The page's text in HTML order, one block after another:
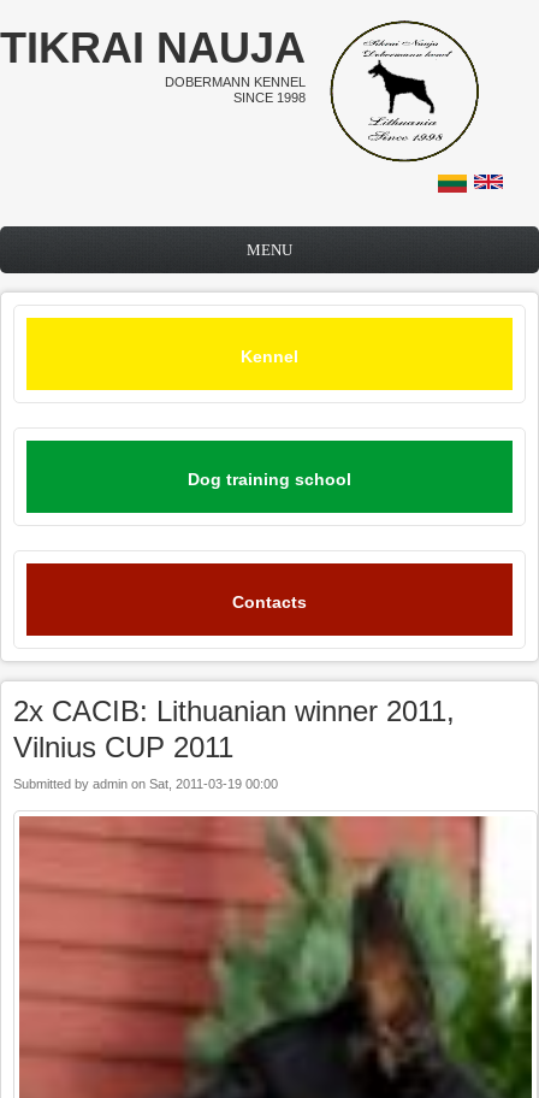
Skip to main content
TIKRAI NAUJA
DOBERMANN KENNEL
SINCE 1998
MENU
Kennel
Dog training school
Contacts
2x CACIB: Lithuanian winner 2011,
Vilnius CUP 2011
Submitted by admin on Sat, 2011-03-19 00:00